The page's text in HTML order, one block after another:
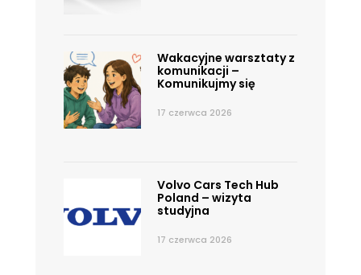
Wakacyjne warsztaty z
komunikacji –
Komunikujmy się
17 czerwca 2026
Volvo Cars Tech Hub
Poland – wizyta
studyjna
17 czerwca 2026